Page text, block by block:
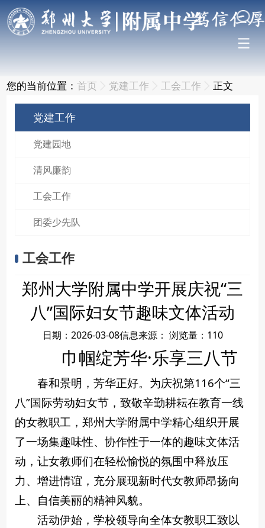
您的当前位置：首页 党建工作 工会工作 正文
党建工作
党建园地
清风廉韵
工会工作
团委少先队
工会工作
郑州大学附属中学开展庆祝“三
八”国际妇女节趣味文体活动
日期：2026-03-08信息来源： 浏览量： 110
巾帼绽芳华·乐享三八节
春和景明，芳华正好。为庆祝第116个“三
八”国际劳动妇女节，致敬辛勤耕耘在教育一线
的女教职工，郑州大学附属中学精心组织开展
了一场集趣味性、协作性于一体的趣味文体活
动，让女教师们在轻松愉悦的氛围中释放压
力、增进情谊，充分展现新时代女教师昂扬向
上、自信美丽的精神风貌。
活动伊始，学校领导向全体女教职工致以